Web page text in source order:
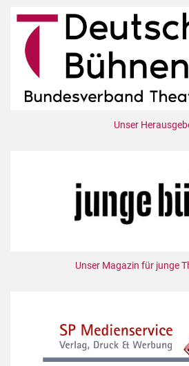
Unser
Unser Magazin für junge